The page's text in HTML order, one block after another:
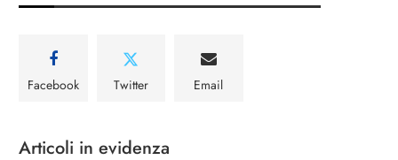
Facebook Twitter Email
Articoli in evidenza